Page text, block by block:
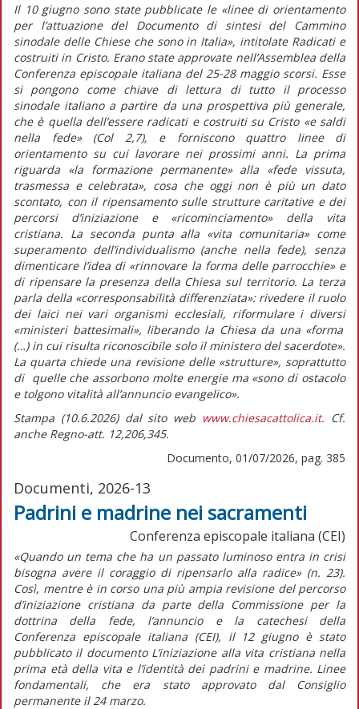
Il 10 giugno sono state pubblicate le «linee di orientamento
per l’attuazione del Documento di sintesi del Cammino
sinodale delle Chiese che sono in Italia», intitolateRadicati e
costruiti in Cristo. Erano state approvate nell’Assemblea della
Conferenza episcopale italiana del 25-28 maggio scorsi. Esse
si pongono come chiave di lettura di tutto il processo
sinodale italiano a partire da una prospettiva più generale,
che è quella dell’essere radicati e costruiti su Cristo «e saldi
nella fede» (Col 2,7), e forniscono quattro linee di
orientamento su cui lavorare nei prossimi anni. La prima
riguarda «la formazione permanente» alla «fede vissuta,
trasmessa e celebrata», cosa che oggi non è più un dato
scontato, con il ripensamento sulle strutture caritative e dei
percorsi d’iniziazione e «ricominciamento» della vita
cristiana. La seconda punta alla «vita comunitaria» come
superamento dell’individualismo (anche nella fede), senza
dimenticare l’idea di«rinnovare la forma delle parrocchie» e
di ripensare la presenza della Chiesa sul territorio. La terza
parla della«corresponsabilità differenziata»: rivedere il ruolo
dei laici nei vari organismi ecclesiali, riformulare i diversi
«ministeri battesimali», liberando la Chiesa da una«forma
(…) in cui risulta riconoscibile solo il ministero del sacerdote».
La quarta chiede una revisione delle «strutture», soprattutto
di quelle che assorbono molte energie ma«sono di ostacolo
e tolgono vitalità all’annuncio evangelico».
Stampa (10.6.2026) dal sito web www.chiesacattolica.it. Cf.
anche Regno-att. 12,206,345.
Documento, 01/07/2026, pag. 385
Documenti, 2026-13
Padrini e madrine nei sacramenti
Conferenza episcopale italiana (CEI)
«Quando un tema che ha un passato luminoso entra in crisi
bisogna avere il coraggio di ripensarlo alla radice» (n. 23).
Così, mentre è in corso una più ampia revisione del percorso
d’iniziazione cristiana da parte della Commissione per la
dottrina della fede, l’annuncio e la catechesi della
Conferenza episcopale italiana (CEI), il 12 giugno è stato
pubblicato il documento L’iniziazione alla vita cristiana nella
prima età della vita e l’identità dei padrini e madrine. Linee
fondamentali, che era stato approvato dal Consiglio
permanente il 24 marzo.